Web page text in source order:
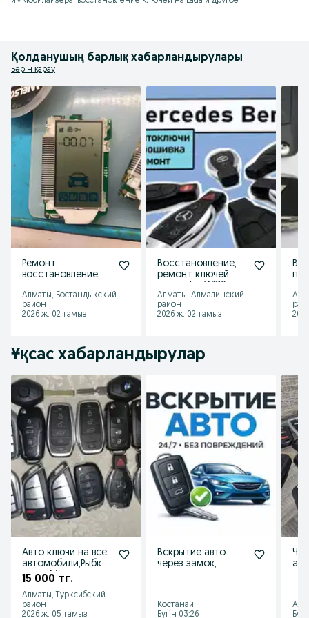
Қолданушың барлық хабарландырулары
Бәрін қарау
Ремонт,
восстановление,
программирование
пульта
сигнализаций
Алматы, Бостандыкский
район
2026 ж. 02 тамыз
Восстановление,
ремонт ключей
Алматы, Алмалинский
район
2026 ж. 02 тамыз
Ұқсас хабарландырулар
Авто ключи на все
автомобили,Рыбка
ключ, Мерседес
15 000 тг.
Алматы, Турксибский
район
2026 ж. 05 тамыз
Вскрытие авто
через замок,
Костанай
Бүгін 03:26